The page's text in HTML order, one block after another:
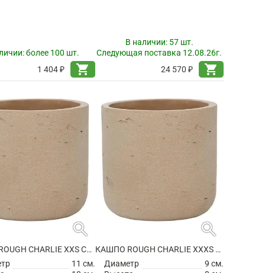
более 100 шт.
1 404 ₽
shopping_cart
В наличии: 57 шт.
Следующая поставка 12.08.26г.
24 570 ₽
shopping_cart
search
КАШПО ROUGH CHARLIE XXS CLAY WASHED
11 см.
search
КАШПО ROUGH CHARLIE XXXS CLAY WASHED
Диаметр
9 см.